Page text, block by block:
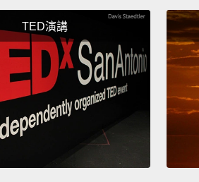
TED演講